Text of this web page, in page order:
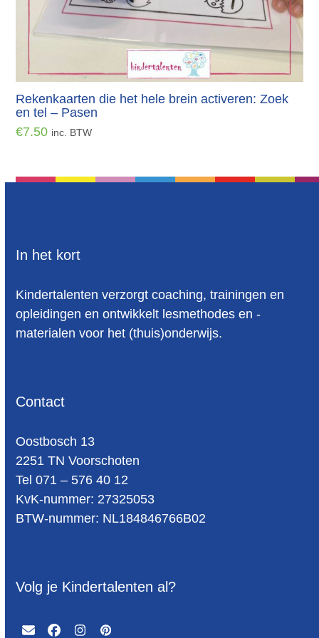
Rekenkaarten die het hele brein activeren: Zoek
en tel – Pasen
€7.50 inc. BTW
In het kort
Kindertalenten verzorgt coaching, trainingen en
opleidingen en ontwikkelt lesmethodes en -
materialen voor het (thuis)onderwijs.
Contact
Oost­bosch 13
2251 TN Voorschoten
Tel 071 – 576 40 12
KvK-nummer: 27325053
BTW-num­mer: NL184846766B02
Volg je Kindertalenten al?